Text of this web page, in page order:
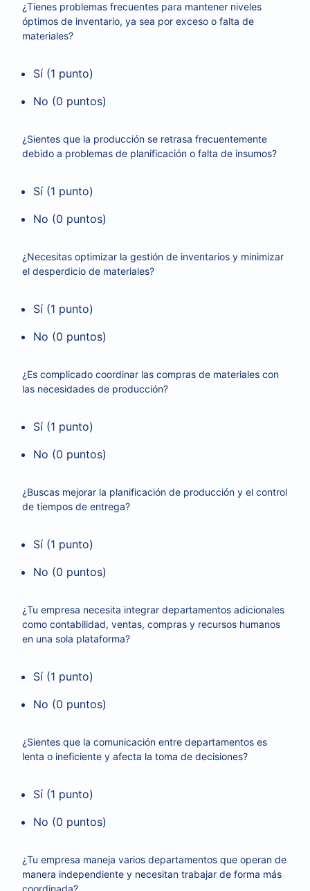
¿Tienes problemas frecuentes para mantener niveles
óptimos de inventario, ya sea por exceso o falta de
materiales?
Sí (1 punto)
No (0 puntos)
¿Sientes que la producción se retrasa frecuentemente
debido a problemas de planificación o falta de insumos?
Sí (1 punto)
No (0 puntos)
¿Necesitas optimizar la gestión de inventarios y minimizar
el desperdicio de materiales?
Sí (1 punto)
No (0 puntos)
¿Es complicado coordinar las compras de materiales con
las necesidades de producción?
Sí (1 punto)
No (0 puntos)
¿Buscas mejorar la planificación de producción y el control
de tiempos de entrega?
Sí (1 punto)
No (0 puntos)
¿Tu empresa necesita integrar departamentos adicionales
como contabilidad, ventas, compras y recursos humanos
en una sola plataforma?
Sí (1 punto)
No (0 puntos)
¿Sientes que la comunicación entre departamentos es
lenta o ineficiente y afecta la toma de decisiones?
Sí (1 punto)
No (0 puntos)
¿Tu empresa maneja varios departamentos que operan de
manera independiente y necesitan trabajar de forma más
coordinada?